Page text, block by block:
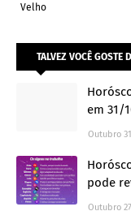
Velho
TALVEZ VOCÊ GOSTE
em 31/
Outubro
pode
Outubro